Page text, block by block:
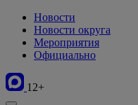
Новости
Новости округа
Мероприятия
Официально
12+